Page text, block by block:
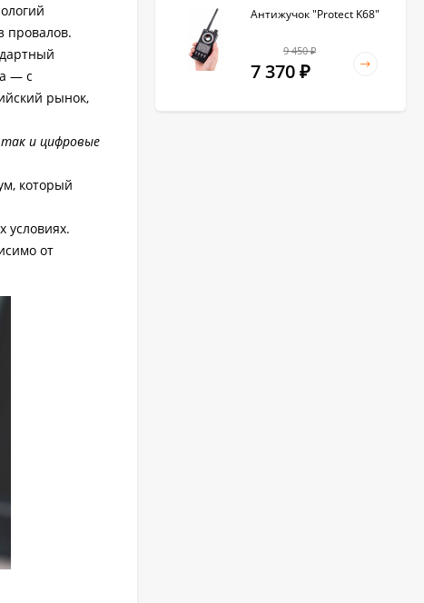
провалов.
— с
рынок,
и цифровые
который
условиях.
от
Антижучок "Protect K68"
9 450₽
7 370 ₽